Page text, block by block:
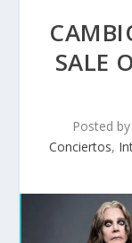
SALE
Posted by
Conciertos,